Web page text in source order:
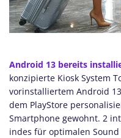
Android 13 bereits
konzipierte Kiosk System
vorinstalliertem Android
dem PlayStore
Smartphone gewohnt. 2
indes für optimalen